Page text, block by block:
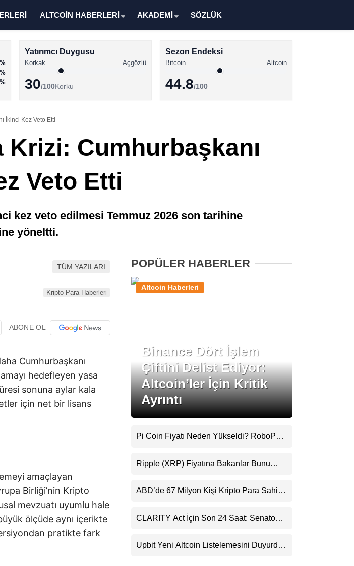
Altcoin Haberleri
ALTCOİN HABERLERİ AKADEMİ SÖZLÜK
Yatırımcı Duygusu
Korkak Açgözlü
30/100Korku
Sezon Endeksi
Bitcoin Altcoin
44.8/100
İkinci Kez Veto Etti
Krizi: Cumhurbaşkanı
Veto Etti
kez veto edilmesi Temmuz 2026 son tarihine
yöneltti.
TÜM YAZILARI
Kripto Para Haberleri
ABONE OL
Cumhurbaşkanı
hedefleyen yasa
sonuna aylar kala
için net bir lisans
amaçlayan
Birliği’nin Kripto
mevzuatı uyumlu hale
ölçüde aynı içerikte
pratikte fark
POPÜLER HABERLER
Binance Dört İşlem
Çiftini Delist Ediyor:
Altcoin’ler İçin Kritik
Ayrıntı
Altcoin Haberleri
Pi Coin Fiyatı Neden Yükseldi? RoboPay
Destekledi
Ripple (XRP) Fiyatına Bakanlar Bunu
Uyarı
ABD’de 67 Milyon Kişi Kripto Para Sahibi:
CLARITY Act İçin Son 24 Saat: Senato
Beklentisini Bozabilir
Upbit Yeni Altcoin Listelemesini Duyurdu: